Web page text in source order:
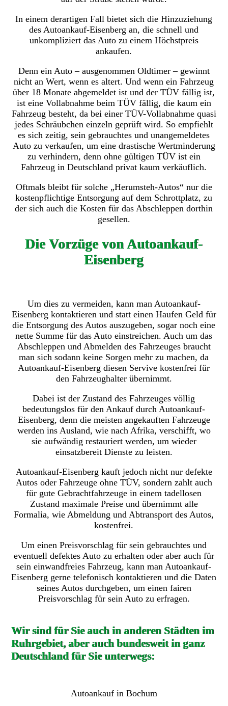
In einem derartigen Fall bietet sich die Hinzuziehung
des Autoankauf-Eisenberg an, die schnell und
unkompliziert das Auto zu einem Höchstpreis
ankaufen.
Denn ein Auto – ausgenommen Oldtimer – gewinnt
nicht an Wert, wenn es altert. Und wenn ein Fahrzeug
über 18 Monate abgemeldet ist und der TÜV fällig ist,
ist eine Vollabnahme beim TÜV fällig, die kaum ein
Fahrzeug besteht, da bei einer TÜV-Vollabnahme quasi
jedes Schräubchen einzeln geprüft wird. So empfiehlt
es sich zeitig, sein gebrauchtes und unangemeldetes
Auto zu verkaufen, um eine drastische Wertminderung
zu verhindern, denn ohne gültigen TÜV ist ein
Fahrzeug in Deutschland privat kaum verkäuflich.
Oftmals bleibt für solche „Herumsteh-Autos“ nur die
kostenpflichtige Entsorgung auf dem Schrottplatz, zu
der sich auch die Kosten für das Abschleppen dorthin
gesellen.
Die Vorzüge von Autoankauf-
Eisenberg
Um dies zu vermeiden, kann man Autoankauf-
Eisenberg kontaktieren und statt einen Haufen Geld für
die Entsorgung des Autos auszugeben, sogar noch eine
nette Summe für das Auto einstreichen. Auch um das
Abschleppen und Abmelden des Fahrzeuges braucht
man sich sodann keine Sorgen mehr zu machen, da
Autoankauf-Eisenberg diesen Servive kostenfrei für
den Fahrzeughalter übernimmt.
Dabei ist der Zustand des Fahrzeuges völlig
bedeutungslos für den Ankauf durch Autoankauf-
Eisenberg, denn die meisten angekauften Fahrzeuge
werden ins Ausland, wie nach Afrika, verschifft, wo
sie aufwändig restauriert werden, um wieder
einsatzbereit Dienste zu leisten.
Autoankauf-Eisenberg kauft jedoch nicht nur defekte
Autos oder Fahrzeuge ohne TÜV, sondern zahlt auch
für gute Gebrachtfahrzeuge in einem tadellosen
Zustand maximale Preise und übernimmt alle
Formalia, wie Abmeldung und Abtransport des Autos,
kostenfrei.
Um einen Preisvorschlag für sein gebrauchtes und
eventuell defektes Auto zu erhalten oder aber auch für
sein einwandfreies Fahrzeug, kann man Autoankauf-
Eisenberg gerne telefonisch kontaktieren und die Daten
seines Autos durchgeben, um einen fairen
Preisvorschlag für sein Auto zu erfragen.
Wir sind für Sie auch in anderen Städten im
Ruhrgebiet, aber auch bundesweit in ganz
Deutschland für Sie unterwegs:
Autoankauf in Bochum